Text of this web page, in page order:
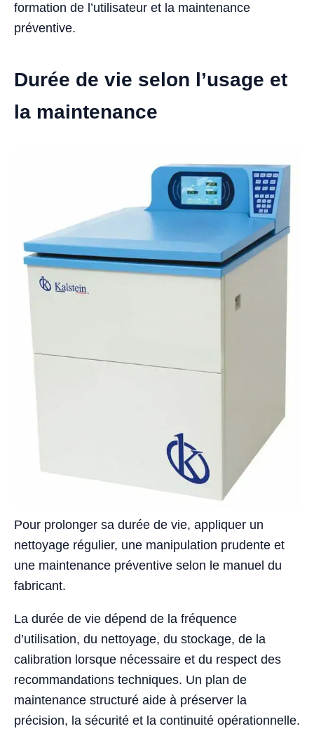
formation de l’utilisateur et la maintenance
préventive.
Durée de vie selon l’usage et
la maintenance
Pour prolonger sa durée de vie, appliquer un
nettoyage régulier, une manipulation prudente et
une maintenance préventive selon le manuel du
fabricant.
La durée de vie dépend de la fréquence
d’utilisation, du nettoyage, du stockage, de la
calibration lorsque nécessaire et du respect des
recommandations techniques. Un plan de
maintenance structuré aide à préserver la
précision, la sécurité et la continuité opérationnelle.